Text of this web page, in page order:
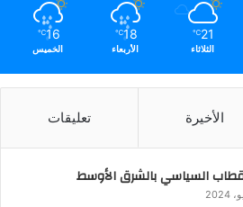
21
℃
الثلاثاء
18
℃
الأربعاء
16
℃
الخميس
الأخيرة تعليقات
السياسي بالشرق الأوسط